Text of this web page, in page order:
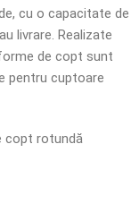
cu o capacitate de
livrare. Realizate
de copt sunt
pentru cuptoare
copt rotundă